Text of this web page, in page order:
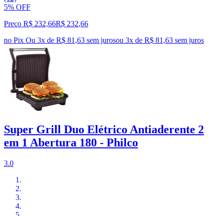
5% OFF
Preço R$ 232,66R$ 232,66
no Pix Ou 3x de R$ 81,63 sem jurosou 3x de R$ 81,63 sem juros
Super Grill Duo Elétrico Antiaderente 2
em 1 Abertura 180 - Philco
3.0